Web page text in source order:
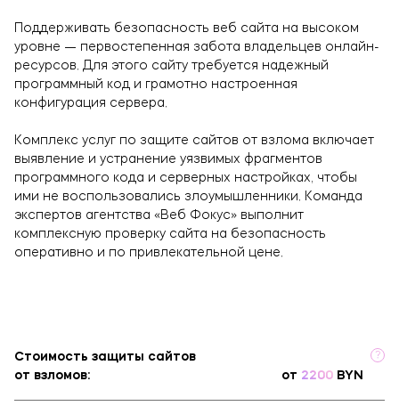
Разработка мобильных приложений
SMM (Продвижение соц.сетей)
PPC (Контекстная реклама)
E-mail маркетинг
Брендинг и дизайн
Техническая поддержка сайта
О компании
Поддерживать безопасность веб сайта на высоком
уровне — первостепенная забота владельцев онлайн-
ресурсов. Для этого сайту требуется надежный
программный код и грамотно настроенная
конфигурация сервера.
Комплекс услуг по защите сайтов от взлома включает
выявление и устранение уязвимых фрагментов
программного кода и серверных настройках, чтобы
ими не воспользовались злоумышленники. Команда
экспертов агентства «Веб Фокус» выполнит
комплексную проверку сайта на безопасность
оперативно и по привлекательной цене.
Стоимость защиты сайтов
от взломов:
от 2200 BYN
?